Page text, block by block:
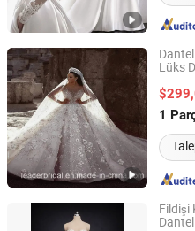
Lüks
1
Suzhou Leader Apparel Co.,
Jiangsu, China
Fildişi